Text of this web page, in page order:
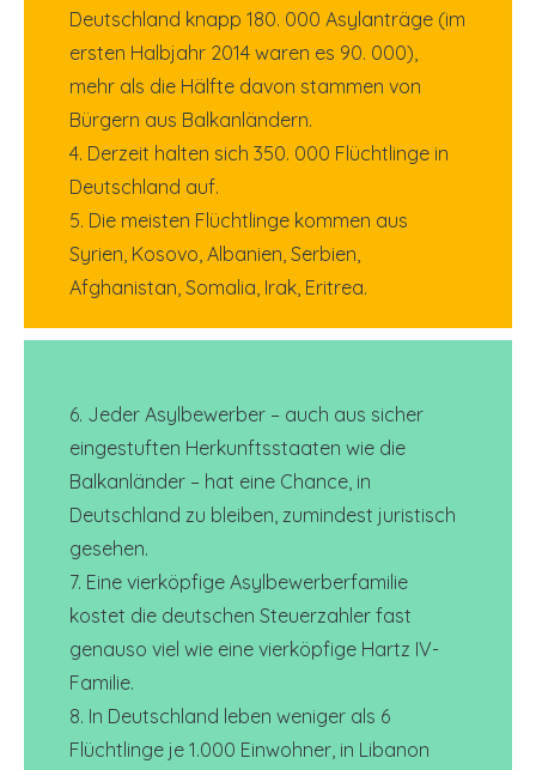
Deutschland knapp 180. 000 Asylanträge (im
ersten Halbjahr 2014 waren es 90. 000),
mehr als die Hälfte davon stammen von
Bürgern aus Balkanländern.
4. Derzeit halten sich 350. 000 Flüchtlinge in
Deutschland auf.
5. Die meisten Flüchtlinge kommen aus
Syrien, Kosovo, Albanien, Serbien,
Afghanistan, Somalia, Irak, Eritrea.
6. Jeder Asylbewerber – auch aus sicher
eingestuften Herkunftsstaaten wie die
Balkanländer – hat eine Chance, in
Deutschland zu bleiben, zumindest juristisch
gesehen.
7. Eine vierköpfige Asylbewerberfamilie
kostet die deutschen Steuerzahler fast
genauso viel wie eine vierköpfige Hartz IV-
Familie.
8. In Deutschland leben weniger als 6
Flüchtlinge je 1.000 Einwohner, in Libanon